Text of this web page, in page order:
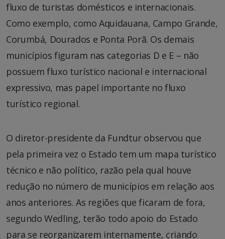
fluxo de turistas domésticos e internacionais.
Como exemplo, como Aquidauana, Campo Grande,
Corumbá, Dourados e Ponta Porã. Os demais
municípios figuram nas categorias D e E – não
possuem fluxo turístico nacional e internacional
expressivo, mas papel importante no fluxo
turístico regional.
O diretor-presidente da Fundtur observou que
pela primeira vez o Estado tem um mapa turístico
técnico e não político, razão pela qual houve
redução no número de municípios em relação aos
anos anteriores. As regiões que ficaram de fora,
segundo Wedling, terão todo apoio do Estado
para se reorganizarem internamente, criando